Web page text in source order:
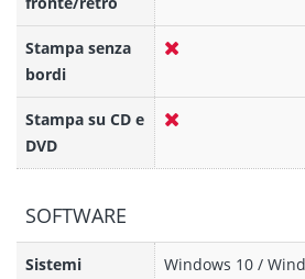
Stampa senza
bordi
Stampa su CD e
DVD
SOFTWARE
Sistemi
Windows 10 /